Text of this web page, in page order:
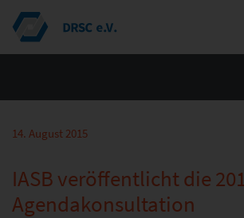
14. August 2015
IASB veröffentlicht die
Agendakonsultation